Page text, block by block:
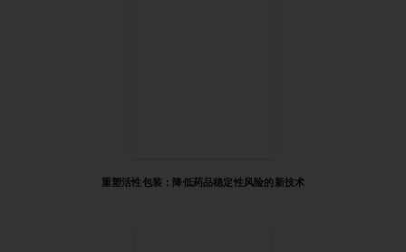
重塑活性包装：降低药品稳定性风险的新技术